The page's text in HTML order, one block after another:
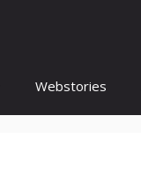
Webstories